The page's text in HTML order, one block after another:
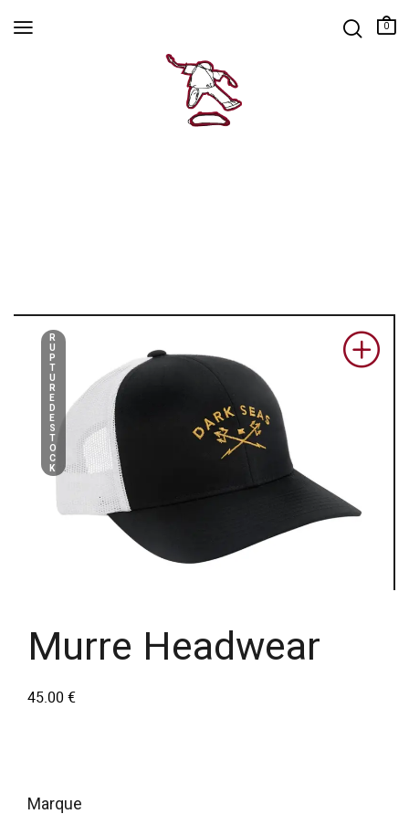
0
R
U
P
T
U
R
E
D
E
S
T
O
C
K
Murre Headwear
45.00 €
marque